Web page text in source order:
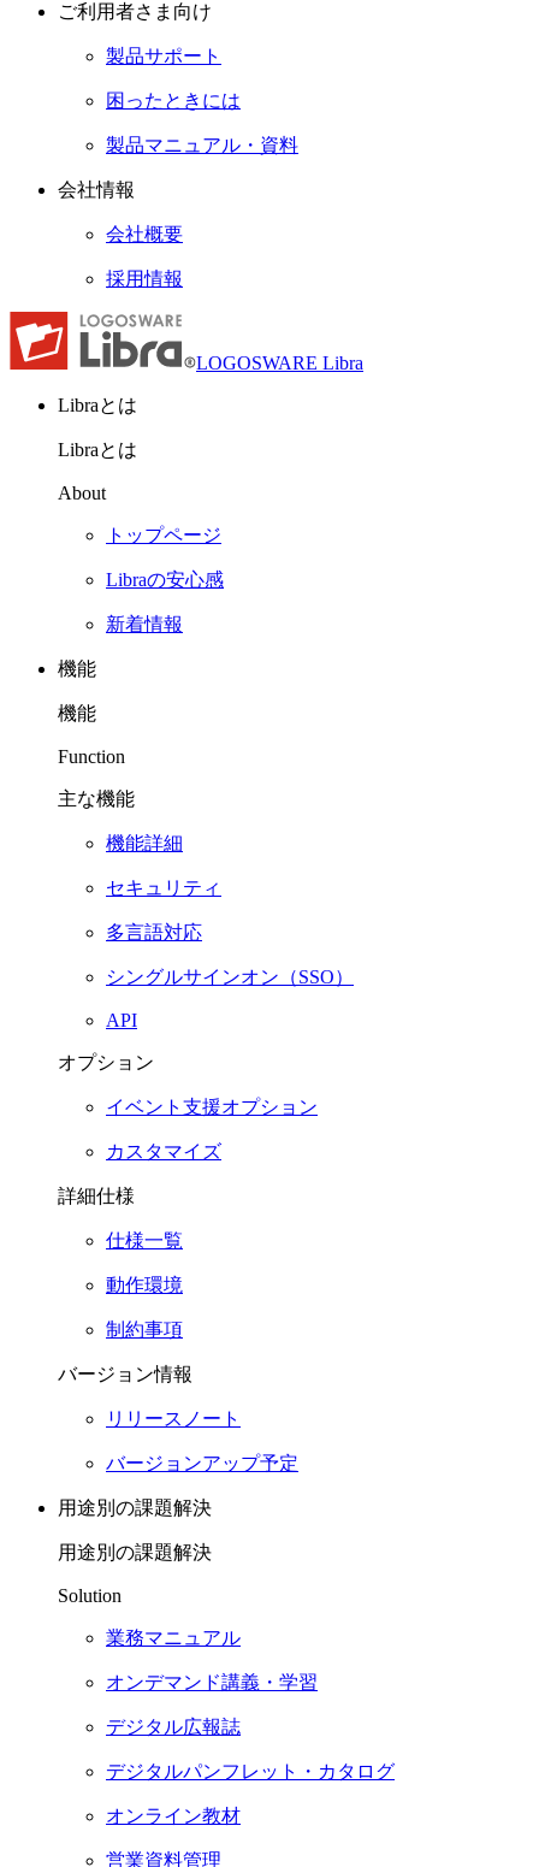
ご利用者さま向け
製品サポート
困ったときには
製品マニュアル・資料
会社情報
会社概要
採用情報
LOGOSWARE Libra
Libraとは
Libraとは
About
トップページ
Libraの安心感
新着情報
機能
機能
Function
主な機能
機能詳細
セキュリティ
多言語対応
シングルサインオン（SSO）
API
オプション
イベント支援オプション
カスタマイズ
詳細仕様
仕様一覧
動作環境
制約事項
バージョン情報
リリースノート
バージョンアップ予定
用途別の課題解決
用途別の課題解決
Solution
業務マニュアル
オンデマンド講義・学習
デジタル広報誌
デジタルパンフレット・カタログ
オンライン教材
営業資料管理